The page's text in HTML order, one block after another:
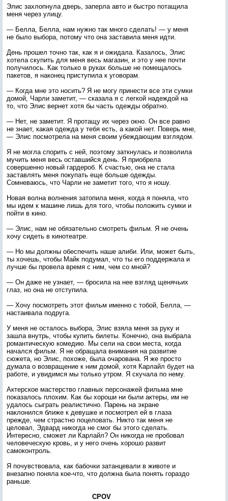
Элис захлопнула дверь, заперла авто и быстро потащила
меня через улицу.
— Белла, Белла, нам нужно так много сделать! — у меня
не было выбора, потому что она заставила меня идти.
День прошел точно так, как я и ожидала. Казалось, Элис
хотела скупить для меня весь магазин, и это у нее почти
получилось. Как только в руках больше не помещалось
пакетов, я наконец приступила к уговорам.
— Когда мне это носить? Я не могу принести все эти сумки
домой, Чарли заметит, — сказала я с легкой надеждой на
то, что Элис вернет хотя бы часть одежды обратно.
— Нет, не заметит. Я протащу их через окно. Он все равно
не знает, какая одежда у тебя есть, а какой нет. Поверь мне,
— Элис посмотрела на меня своим убеждающим взглядом.
Я не могла спорить с ней, поэтому заткнулась и позволила
мучить меня весь оставшийся день. Я приобрела
совершенно новый гардероб. К счастью, она не стала
заставлять меня покупать еще больше одежды.
Сомневаюсь, что Чарли не заметит того, что я ношу.
Новая волна волнения затопила меня, когда я поняла, что
мы идем к машине лишь для того, чтобы положить сумки и
пойти в кино.
— Элис, нам не обязательно смотреть фильм. Я не очень
хочу сидеть в кинотеатре.
— Но мы должны обеспечить наше алиби. Или, может быть,
ты хочешь, чтобы Майк подумал, что ты его поддержала и
лучше бы провела время с ним, чем со мной?
— Он даже не узнает, — бросила на нее взгляд щенячьих
глаз, но она не отступила.
— Хочу посмотреть этот фильм именно с тобой, Белла, —
настаивала подруга.
У меня не осталось выбора, Элис взяла меня за руку и
зашла внутрь, чтобы купить билеты. Конечно, она выбрала
романтическую комедию. Мы сели на свои места, когда
начался фильм. Я не обращала внимания на развитие
сюжета, но Элис, похоже, была очарована. Я же просто
думала о возвращение к ним домой, хотя Карлайл будет на
работе, и увидимся мы только утром. Я скучала по нему.
Актерское мастерство главных персонажей фильма мне
показалось плохим. Как бы хороши ни были актеры, им не
удалось сыграть реалистично. Парень на экране
наклонился ближе к девушке и посмотрел ей в глаза
прежде, чем страстно поцеловать. Никто так меня не
целовал, Эдвард никогда не смог бы этого сделать.
Интересно, сможет ли Карлайл? Он никогда не пробовал
человеческую кровь, и у него очень хорошо развит
самоконтроль.
Я почувствовала, как бабочки затанцевали в животе и
внезапно поняла кое-что, что должна была понять гораздо
раньше.
CPOV